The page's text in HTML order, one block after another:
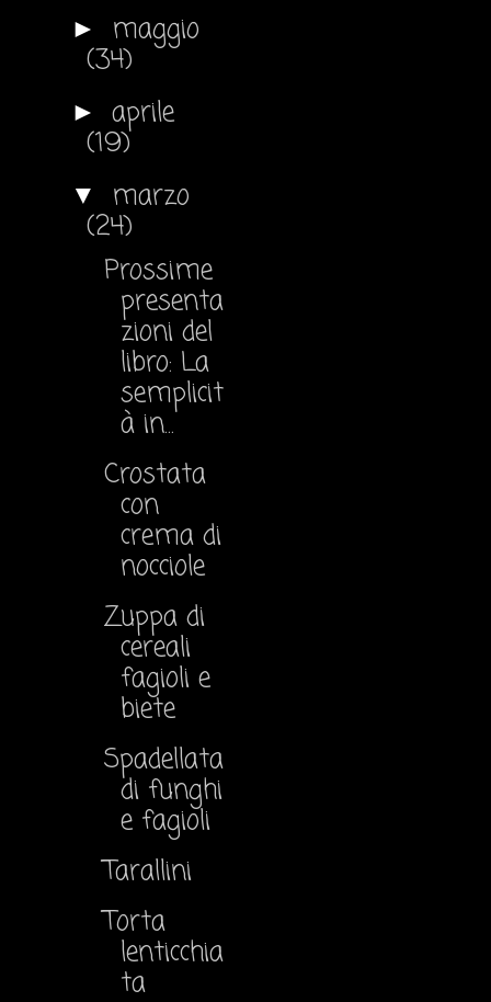
► maggio
(34)
► aprile
(19)
▼ marzo
(24)
Prossime
presenta
zioni del
libro: La
semplicit
à in...
Crostata
con
crema di
nocciole
Zuppa di
cereali
fagioli e
biete
Spadellata
di funghi
e fagioli
Tarallini
Torta
lenticchia
ta